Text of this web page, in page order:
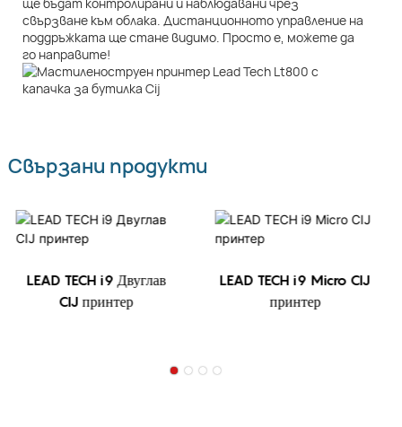
ще бъдат контролирани и наблюдавани чрез
свързване към облака. Дистанционното управление на
поддръжката ще стане видимо. Просто е, можете да
го направите!
Свързани продукти
LEAD TECH i9 Двуглав
CIJ принтер
LEAD TECH i9 Micro CIJ
принтер